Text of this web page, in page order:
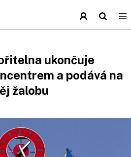
ukončuje
a podává na
žalobu